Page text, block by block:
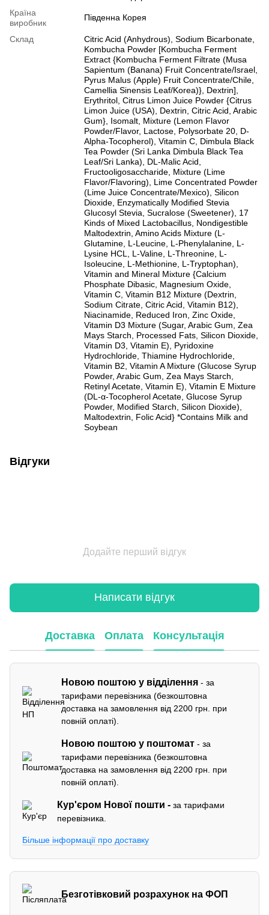
Країна
виробник
Південна Корея
Склад
Citric Acid (Anhydrous), Sodium Bicarbonate,
Kombucha Powder [Kombucha Ferment
Extract {Kombucha Ferment Filtrate (Musa
Sapientum (Banana) Fruit Concentrate/Israel,
Pyrus Malus (Apple) Fruit Concentrate/Chile,
Camellia Sinensis Leaf/Korea)}, Dextrin],
Erythritol, Citrus Limon Juice Powder {Citrus
Limon Juice (USA), Dextrin, Citric Acid, Arabic
Gum}, Isomalt, Mixture (Lemon Flavor
Powder/Flavor, Lactose, Polysorbate 20, D-
Alpha-Tocopherol), Vitamin C, Dimbula Black
Tea Powder (Sri Lanka Dimbula Black Tea
Leaf/Sri Lanka), DL-Malic Acid,
Fructooligosaccharide, Mixture (Lime
Flavor/Flavoring), Lime Concentrated Powder
(Lime Juice Concentrate/Mexico), Silicon
Dioxide, Enzymatically Modified Stevia
Glucosyl Stevia, Sucralose (Sweetener), 17
Kinds of Mixed Lactobacillus, Nondigestible
Maltodextrin, Amino Acids Mixture (L-
Glutamine, L-Leucine, L-Phenylalanine, L-
Lysine HCL, L-Valine, L-Threonine, L-
Isoleucine, L-Methionine, L-Tryptophan),
Vitamin and Mineral Mixture {Calcium
Phosphate Dibasic, Magnesium Oxide,
Vitamin C, Vitamin B12 Mixture (Dextrin,
Sodium Citrate, Citric Acid, Vitamin B12),
Niacinamide, Reduced Iron, Zinc Oxide,
Vitamin D3 Mixture (Sugar, Arabic Gum, Zea
Mays Starch, Processed Fats, Silicon Dioxide,
Vitamin D3, Vitamin E), Pyridoxine
Hydrochloride, Thiamine Hydrochloride,
Vitamin B2, Vitamin A Mixture (Glucose Syrup
Powder, Arabic Gum, Zea Mays Starch,
Retinyl Acetate, Vitamin E), Vitamin E Mixture
(DL-α-Tocopherol Acetate, Glucose Syrup
Powder, Modified Starch, Silicon Dioxide),
Maltodextrin, Folic Acid} *Contains Milk and
Soybean
Відгуки
Додайте перший відгук
Написати відгук
Доставка Оплата Консультація
Новою поштою у відділення - за
тарифами перевізника (безкоштовна
доставка на замовлення від 2200 грн. при
повній оплаті).
Новою поштою у поштомат - за
тарифами перевізника (безкоштовна
доставка на замовлення від 2200 грн. при
повній оплаті).
Кур'єром Нової пошти -за тарифами
перевізника.
Більше інформації про доставку
Безготівковий розрахунок на ФОП